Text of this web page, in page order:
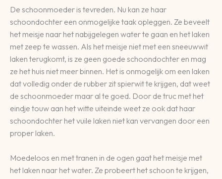
De schoonmoeder is tevreden. Nu kan ze haar
schoondochter een onmogelijke taak opleggen. Ze beveelt
het meisje naar het nabijgelegen water te gaan en het laken
met zeep te wassen. Als het meisje niet met een sneeuwwit
laken terugkomt, is ze geen goede schoondochter en mag
ze het huis niet meer binnen. Het is onmogelijk om een laken
dat volledig onder de rubber zit spierwit te krijgen, dat weet
de schoonmoeder maar al te goed. Door de truc met het
eindje touw aan het witte uiteinde weet ze ook dat haar
schoondochter het vuile laken niet kan vervangen door een
proper laken.
Moedeloos en met tranen in de ogen gaat het meisje met
het laken naar het water. Ze probeert het schoon te krijgen,